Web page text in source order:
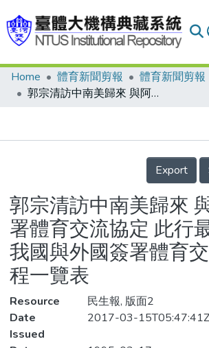
Communities & Collections
Statistics
Home 體育新聞剪報
體育新聞剪報
郭宗清訪中南美歸來 與阿根廷簽署體育交流協定 此行最大收穫/我國與外國簽署體育交流協定歷程一覽表
Details
Export
郭宗清訪中南美歸來
署體育交流協定 此行
我國與外國簽署體育
程一覽表
Resource
民生報, 版面2
Date
Issued
2017-03-15T05:47:41Z